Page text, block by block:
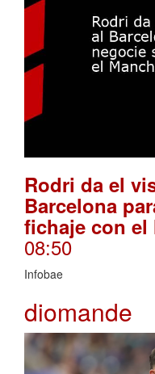
Rodri da el
Barcelona
fichaje con el
08:50
Infobae
diomande